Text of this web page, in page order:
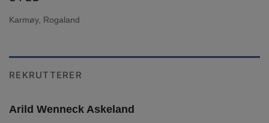
Karmøy, Rogaland
REKRUTTERER
Arild Wenneck Askeland